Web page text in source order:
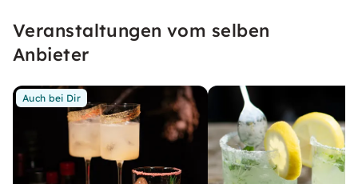
erleben, welches Du so schnell nicht vergessen
wirst.
Veranstaltungen vom selben
Anbieter
Auch bei Dir